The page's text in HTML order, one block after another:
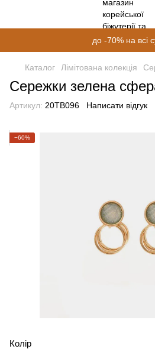
до -70% на всі
Каталог Лімітована колекція
Сережки зелена
Артикул: 20TB096 Написати відгук
−60%
Колір